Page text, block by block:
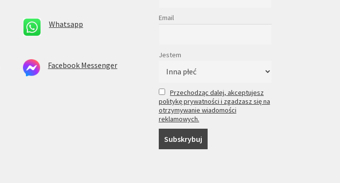
Whatsapp
Facebook Messenger
Email
Jestem
Przechodząc dalej, akceptujesz
politykę prywatności i zgadzasz się na
otrzymywanie wiadomości
reklamowych.